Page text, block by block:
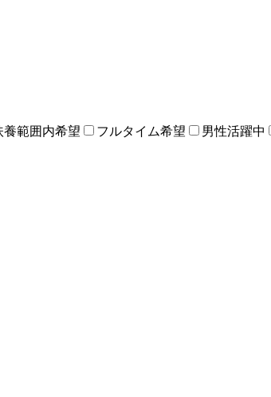
養範囲内希望 フルタイム希望 男性活躍中